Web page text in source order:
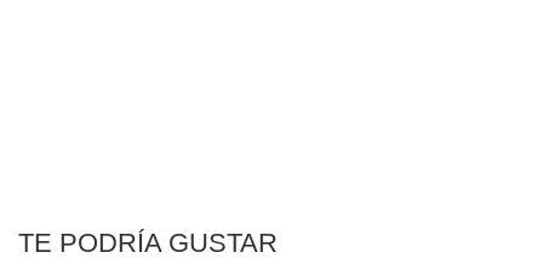
TE PODRÍA GUSTAR